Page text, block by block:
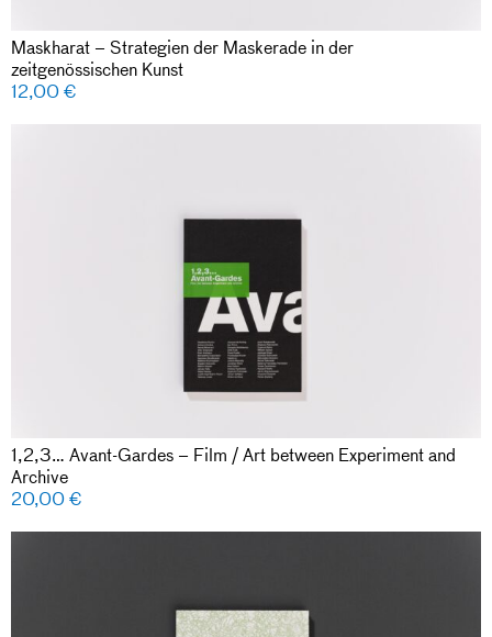
Maskharat – Strategien der Maskerade in der
zeitgenössischen Kunst
12,00€
1,2,3… Avant-Gardes – Film / Art between Experiment and
Archive
20,00€